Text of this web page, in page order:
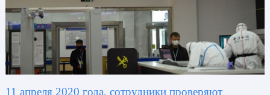
11 апреля 2020 года, сотрудники проверяют